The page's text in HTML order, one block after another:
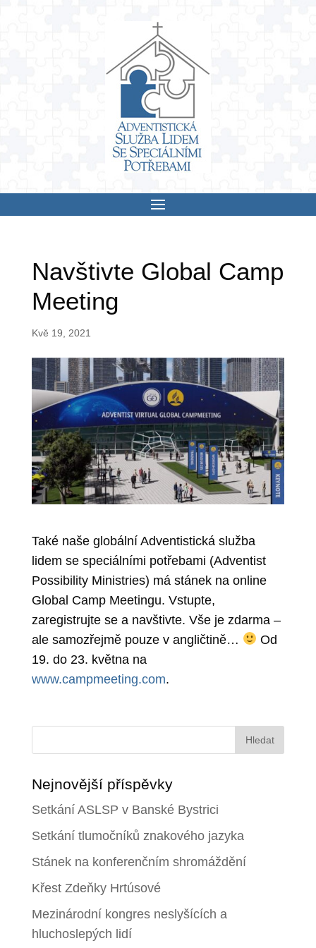
Navštivte Global Camp
Meeting
Kvě 19, 2021
Také naše globální Adventistická služba
lidem se speciálními potřebami (Adventist
Possibility Ministries) má stánek na online
Global Camp Meetingu. Vstupte,
zaregistrujte se a navštivte. Vše je zdarma –
ale samozřejmě pouze v angličtině…
Od
19. do 23. května na
www.campmeeting.com.
Vyhledávání
Nejnovější příspěvky
Setkání ASLSP v Banské Bystrici
Setkání tlumočníků znakového jazyka
Stánek na konferenčním shromáždění
Křest Zdeňky Hrtúsové
Mezinárodní kongres neslyšících a
hluchoslepých lidí